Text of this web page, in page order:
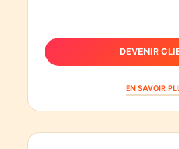
DEVENIR
EN SAVOIR